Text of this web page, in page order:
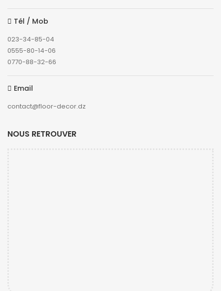
Tél / Mob
023-34-85-04
0555-80-14-06
0770-88-32-66
Email
contact@floor-decor.dz
NOUS RETROUVER